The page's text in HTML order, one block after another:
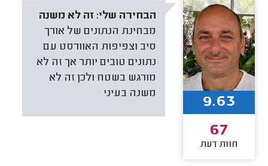
הבחירה שלי: זה לא משנה
מבחינת הנתונים של אורך
סיב וצפיפות האוורסט עם
נתונים טובים יותר אך זה לא
מורגש בשטח ולכן זה לא
משנה בעיני
9.63
67
חוות דעת